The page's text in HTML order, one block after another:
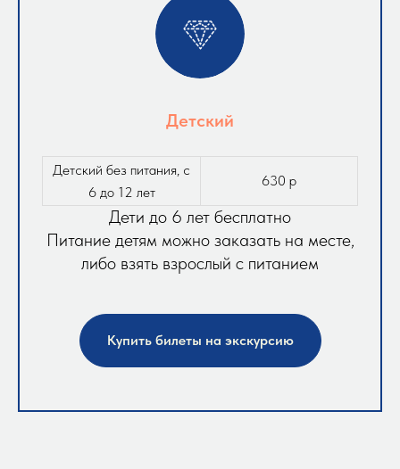
Детский
Детский без питания, с
6 до 12 лет
630 р
Дети до 6 лет бесплатно
Питание детям можно заказать на месте,
либо взять взрослый с питанием
Купить билеты на экскурсию